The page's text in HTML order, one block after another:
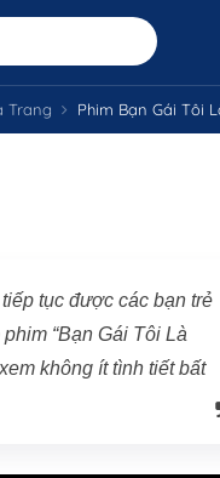
Trang Phim Bạn Gái Tôi
tục được các bạn trẻ
“Bạn Gái Tôi Là
không ít tình tiết bất